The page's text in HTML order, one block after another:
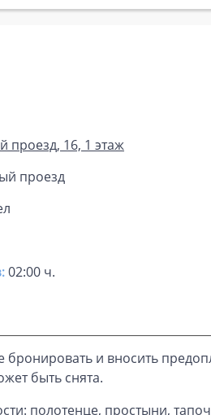
проезд, 16, 1 этаж
проезд
02:00 ч.
бронировать и вносить
быть снята.
полотенце, простыни,